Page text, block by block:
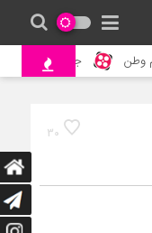
جنگ و نبرد
30